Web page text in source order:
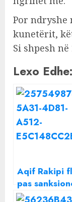
Por ndryshe
kunetërit,
Si shpesh
Lexo Edhe:
Aqif Rakipi
pas
të SHBA-së: